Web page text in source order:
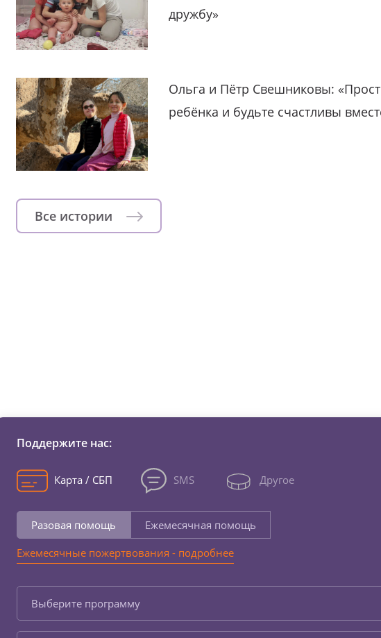
дружбу»
Ольга и Пётр Свешниковы:
ребёнка и будьте счастливы
Все истории
Поддержите нас:
Карта / СБП SMS Другое
Разовая помощь
Ежемесячная помощь
Ежемесячные пожертвования - подробнее
Выберите программу